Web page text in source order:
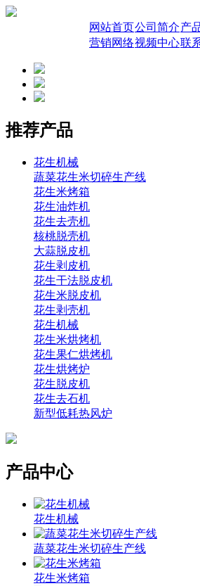
网站首页公司简介产
营销网络视频中心联
推荐产品
花生机械
蔬菜花生米切碎生产线
花生米烤箱
花生油炸机
花生去壳机
核桃脱壳机
大蒜脱皮机
花生剥皮机
花生干法脱皮机
花生米脱皮机
花生剥壳机
花生机械
花生米烘烤机
花生果仁烘烤机
花生烘烤炉
花生脱皮机
花生去石机
新型低耗热风炉
产品中心
花生机械
蔬菜花生米切碎生产线
花生米烤箱